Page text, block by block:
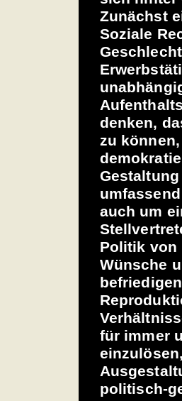
Zunächst
Soziale
denken,
zu
auch um
Politik von
Wünsche
für immer
politisch-